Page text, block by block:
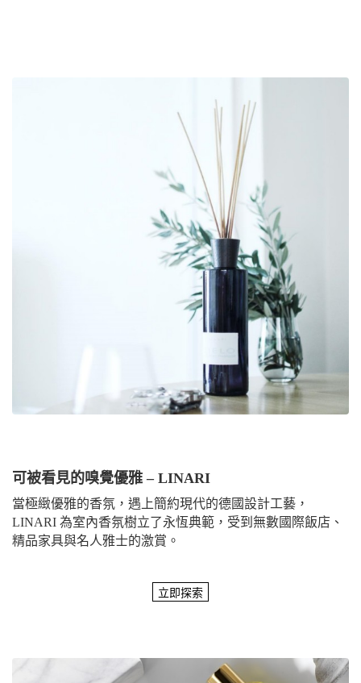
可被看見的嗅覺優雅 – LINARI
當極緻優雅的香氛，遇上簡約現代的德國設計工藝，
LINARI 為室內香氛樹立了永恆典範，受到無數國際飯店、
精品家具與名人雅士的激賞。